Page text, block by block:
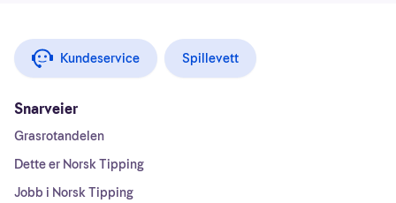
Kundeservice Spillevett
Snarveier
Grasrotandelen
Dette er Norsk Tipping
Jobb i Norsk Tipping